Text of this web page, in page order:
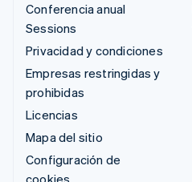
Conferencia anual
Sessions
Privacidad y condiciones
Empresas restringidas y
prohibidas
Licencias
Mapa del sitio
Configuración de